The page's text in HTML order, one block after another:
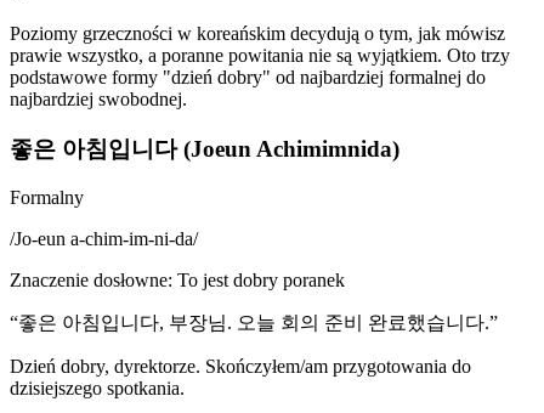
Poziomy grzeczności w koreańskim decydują o tym, jak mówisz
prawie wszystko, a poranne powitania nie są wyjątkiem. Oto trzy
podstawowe formy "dzień dobry" od najbardziej formalnej do
najbardziej swobodnej.
좋은 아침입니다 (Joeun Achimimnida)
Formalny
/Jo-eun a-chim-im-ni-da/
Znaczenie dosłowne: To jest dobry poranek
“좋은 아침입니다, 부장님. 오늘 회의 준비 완료했습니다.”
Dzień dobry, dyrektorze. Skończyłem/am przygotowania do
dzisiejszego spotkania.